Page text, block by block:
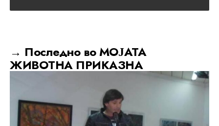
→ Последно во МОЈАТА
ЖИВОТНА ПРИКАЗНА